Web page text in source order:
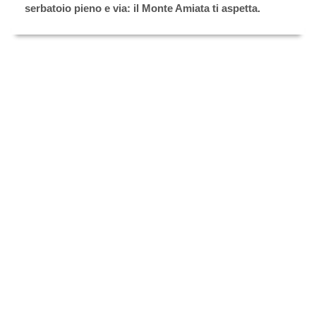
serbatoio pieno e via: il Monte Amiata ti aspetta.